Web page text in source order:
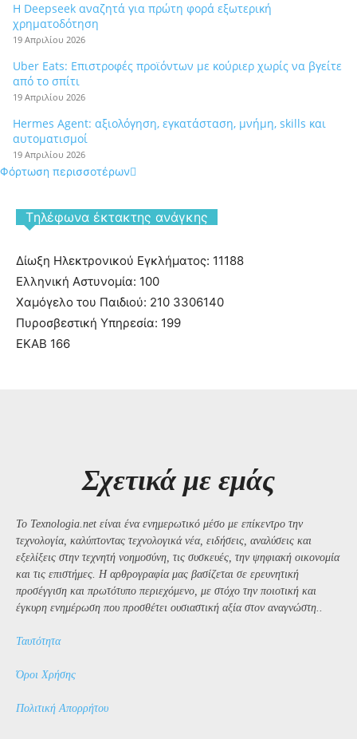
Η Deepseek αναζητά για πρώτη φορά εξωτερική
χρηματοδότηση
19 Απριλίου 2026
Uber Eats: Επιστροφές προϊόντων με κούριερ χωρίς να βγείτε
από το σπίτι
19 Απριλίου 2026
Hermes Agent: αξιολόγηση, εγκατάσταση, μνήμη, skills και
αυτοματισμοί
19 Απριλίου 2026
Φόρτωση περισσοτέρων
Tηλέφωνα έκτακτης ανάγκης
Δίωξη Ηλεκτρονικού Εγκλήματος: 11188
Ελληνική Αστυνομία: 100
Χαμόγελο του Παιδιού: 210 3306140
Πυροσβεστική Υπηρεσία: 199
ΕΚΑΒ 166
Σχετικά με εμάς
Το Texnologia.net είναι ένα ενημερωτικό μέσο με επίκεντρο την
τεχνολογία, καλύπτοντας τεχνολογικά νέα, ειδήσεις, αναλύσεις και
εξελίξεις στην τεχνητή νοημοσύνη, τις συσκευές, την ψηφιακή οικονομία
και τις επιστήμες. Η αρθρογραφία μας βασίζεται σε ερευνητική
προσέγγιση και πρωτότυπο περιεχόμενο, με στόχο την ποιοτική και
έγκυρη ενημέρωση που προσθέτει ουσιαστική αξία στον αναγνώστη..
Ταυτότητα
Όροι Χρήσης
Πολιτική Απορρήτου